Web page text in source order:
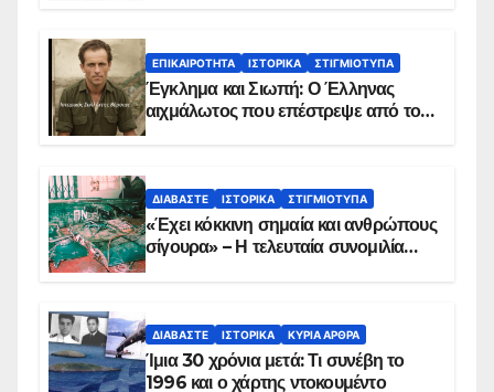
ΕΠΙΚΑΙΡΌΤΗΤΑ ΙΣΤΟΡΙΚΆ ΣΤΙΓΜΙΌΤΥΠΑ
Έγκλημα και Σιωπή: Ο Έλληνας
αιχμάλωτος που επέστρεψε από το
ΔΙΑΒΆΣΤΕ ΙΣΤΟΡΙΚΆ ΣΤΙΓΜΙΌΤΥΠΑ
«Έχει κόκκινη σημαία και ανθρώπους
σίγουρα» – Η τελευταία συνομιλία
ΔΙΑΒΆΣΤΕ ΙΣΤΟΡΙΚΆ ΚΥΡΙΑ ΑΡΘΡΑ
Ίμια 30 χρόνια μετά: Τι συνέβη το
1996 και ο χάρτης ντοκουμέντο